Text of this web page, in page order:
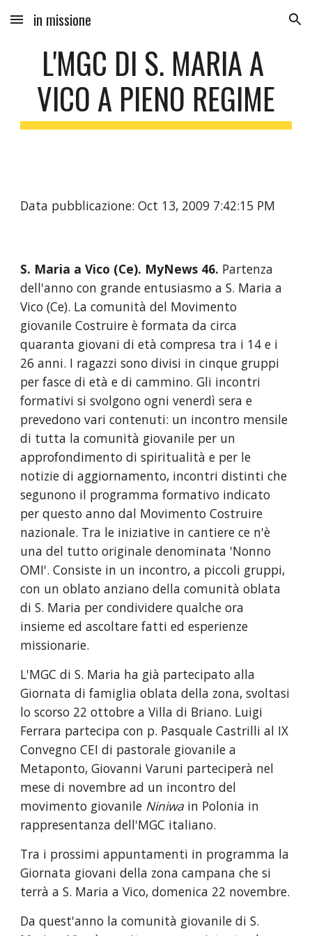
Skip to main content Skip to navigation
in missione
Data pubblicazione: Oct 13, 2009 7:42:15 PM
S. Maria a Vico (Ce). MyNews 46. Partenza
dell'anno con grande entusiasmo a S. Maria a
Vico (Ce). La comunità del Movimento
giovanile Costruire è formata da circa
quaranta giovani di età compresa tra i 14 e i
26 anni. I ragazzi sono divisi in cinque gruppi
per fasce di età e di cammino. Gli incontri
formativi si svolgono ogni venerdì sera e
prevedono vari contenuti: un incontro mensile
di tutta la comunità giovanile per un
approfondimento di spiritualità e per le
notizie di aggiornamento, incontri distinti che
segunono il programma formativo indicato
per questo anno dal Movimento Costruire
nazionale. Tra le iniziative in cantiere ce n'è
una del tutto originale denominata 'Nonno
OMI'. Consiste in un incontro, a piccoli gruppi,
con un oblato anziano della comunità oblata
di S. Maria per condividere qualche ora
insieme ed ascoltare fatti ed esperienze
missionarie.
L'MGC di S. Maria ha già partecipato alla
Giornata di famiglia oblata della zona, svoltasi
lo scorso 22 ottobre a Villa di Briano. Luigi
Ferrara partecipa con p. Pasquale Castrilli al IX
Convegno CEI di pastorale giovanile a
Metaponto, Giovanni Varuni parteciperà nel
mese di novembre ad un incontro del
movimento giovanile Niniwa in Polonia in
rappresentanza dell'MGC italiano.
Tra i prossimi appuntamenti in programma la
Giornata giovani della zona campana che si
terrà a S. Maria a Vico, domenica 22 novembre.
Da quest'anno la comunità giovanile di S.